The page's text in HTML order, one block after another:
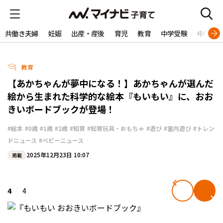
共働き夫婦 妊娠 出産・産後 育児 教育 中学受験 中学生
教育
【あかちゃんが夢中になる！】あかちゃんが選んだ
絵から生まれた科学的な絵本『もいもい』に、おお
きいボードブックが登場！
#絵本 #0歳 #1歳 #2歳 #知育 #知育玩具・おもちゃ #遊び #室内遊び #トレン
ドニュース #ベビーニュース
掲載 2025年12月23日 10:07
4 4